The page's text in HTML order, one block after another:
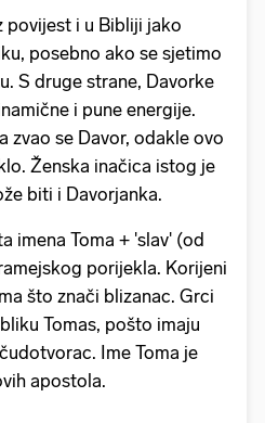
povijest i u Bibliji jako
posebno ako se sjetimo
S druge strane, Davorke
i pune energije.
zvao se Davor, odakle ovo
Ženska inačica istog je
biti i Davorjanka.
imena Toma + 'slav' (od
porijekla. Korijeni
što znači blizanac. Grci
Tomas, pošto imaju
Ime Toma je
apostola.